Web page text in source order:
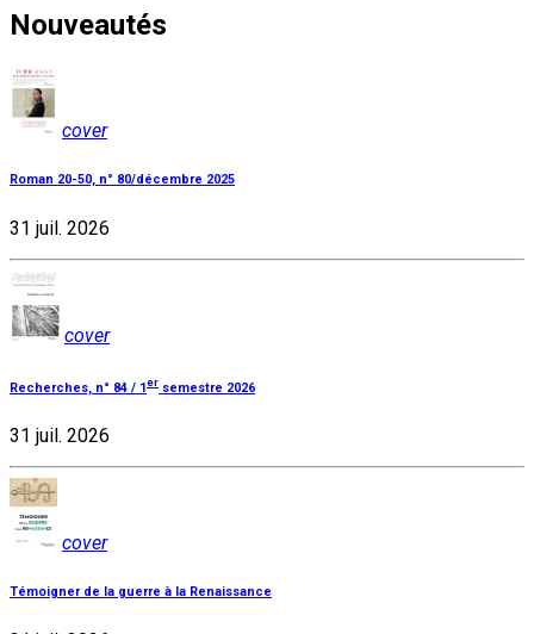
Nouveautés
cover
Roman 20-50, n° 80/décembre 2025
31 juil. 2026
cover
Recherches, n° 84 / 1er semestre 2026
31 juil. 2026
cover
Témoigner de la guerre à la Renaissance